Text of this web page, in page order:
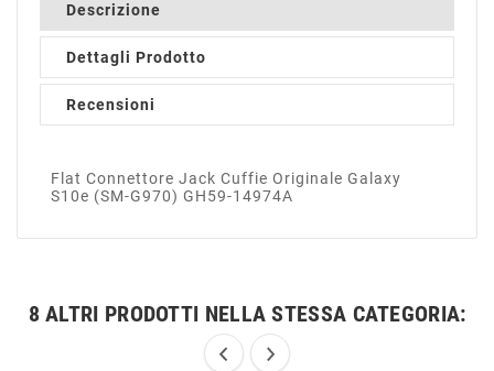
Descrizione
Dettagli Prodotto
Recensioni
Flat Connettore Jack Cuffie Originale Galaxy
S10e (SM-G970) GH59-14974A
8 ALTRI PRODOTTI NELLA STESSA CATEGORIA: